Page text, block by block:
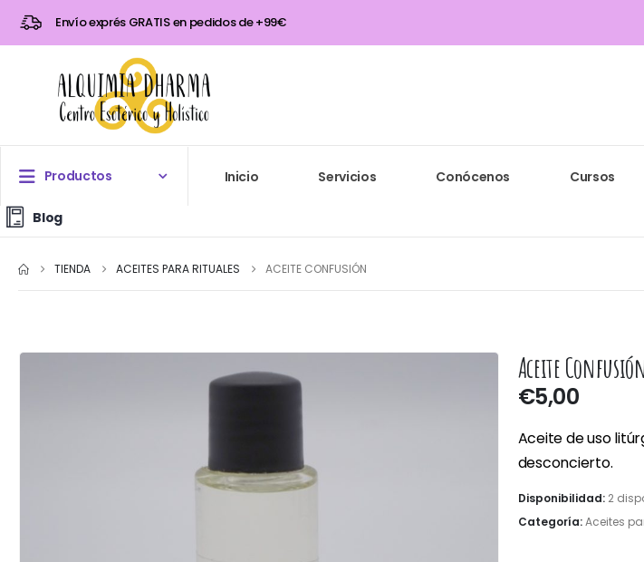
Envío exprés GRATIS en pedidos de +99€
Productos Inicio Servicios Conócenos Cursos
Blog
TIENDA ACEITES PARA RITUALES ACEITE CONFUSIÓN
Aceite Confusión
€5,00
Aceite de uso
desconcierto.
Disponibilidad: 2
Categoría:Aceites